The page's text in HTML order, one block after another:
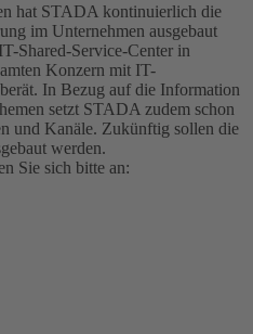
hat STADA kontinuierlich die
im Unternehmen ausgebaut
Shared-Service-Center in
Konzern mit IT-
In Bezug auf die Information
setzt STADA zudem schon
und Kanäle. Zukünftig sollen die
werden.
Sie sich bitte an: